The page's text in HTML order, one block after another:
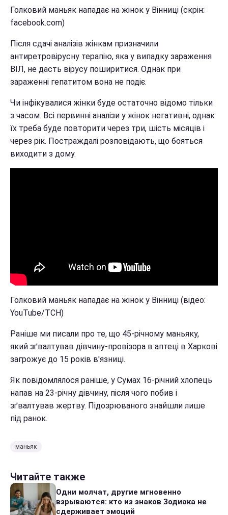
Голковий маньяк нападає на жінок у Вінниці (скрін:
facebook.com)
Після сдачі аналізів жінкам призначили
антиретровірусну терапію, яка у випадку зараження
ВІЛ, не дасть вірусу поширитися. Однак при
зараженні гепатитом вона не подіє.
Чи інфікувалися жінки буде остаточно відомо тільки
з часом. Всі первинні аналізи у жінок негативні, однак
їх треба буде повторити через три, шість місяців і
через рік. Постраждалі розповідають, що бояться
виходити з дому.
Голковий маньяк нападає на жінок у Вінниці (відео:
YouTube/ТСН)
Раніше ми писали про те, що 45-річному маньяку,
який зґвалтував дівчину-провізора в аптеці в Харкові
загрожує до 15 років в'язниці.
Як повідомлялося раніше, у Сумах 16-річний хлопець
напав на 23-річну дівчину, після чого побив і
зґвалтував жертву. Підозрюваного знайшли лише
під ранок.
маньяк
Читайте также
Одни молчат, другие мгновенно
взрываются: кто из знаков Зодиака не
сдерживает эмоций